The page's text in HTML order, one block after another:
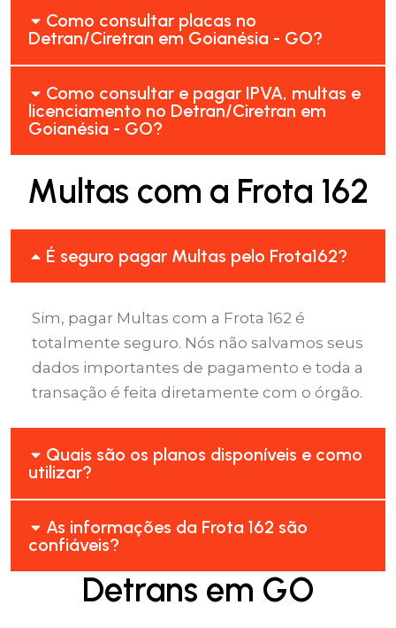
Como consultar placas no
Detran/Ciretran em Goianésia - GO?
Como consultar e pagar IPVA, multas e
licenciamento no Detran/Ciretran em
Goianésia - GO?
Multas com a Frota 162
É seguro pagar Multas pelo Frota162?
Sim, pagar Multas com a Frota 162 é
totalmente seguro. Nós não salvamos seus
dados importantes de pagamento e toda a
transação é feita diretamente com o órgão.
Quais são os planos disponíveis e como
utilizar?
As informações da Frota 162 são
confiáveis?
Detrans em GO